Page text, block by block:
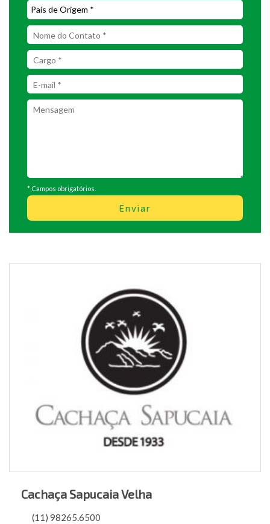
* Campos obrigatórios.
Enviar
Cachaça Sapucaia Velha
(11) 98265.6500